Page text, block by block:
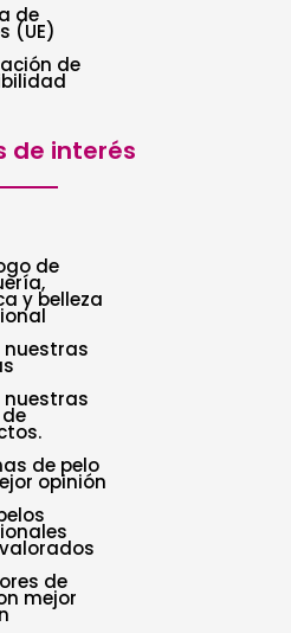
de
(UE)
de
de interés
de
y belleza
nuestras
nuestras
de pelo
opinión
de
mejor